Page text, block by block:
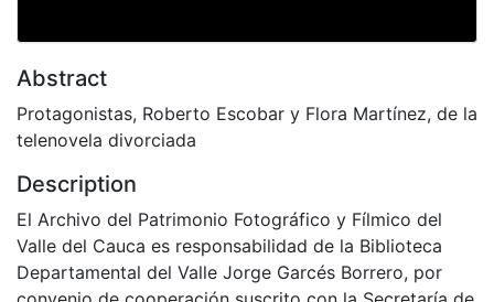
Abstract
Protagonistas, Roberto Escobar y Flora Martínez, de la
telenovela divorciada
Description
El Archivo del Patrimonio Fotográfico y Fílmico del
Valle del Cauca es responsabilidad de la Biblioteca
Departamental del Valle Jorge Garcés Borrero, por